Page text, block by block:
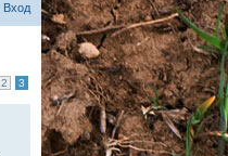
Вход
2 3